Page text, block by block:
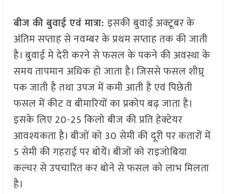
बीज की बुवाई एवं मात्रा:इसकी बुवाई अक्टूबर के
अंतिम सप्ताह से नवम्बर के प्रथम सप्ताह तक की जाती
है। बुवाई मे देरी करने से फसल के पकने की अवस्था के
समय तापमान अधिक हो जाता है। जिससे फसल शीघ्र्र
पक जाती है तथा उपज में कमी आती है एवं पिछेती
फसल में कीट व बीमारियों का प्रकोप बढ़ जाता है।
इसके लिए 20-25 किलो बीज की प्रति हेक्टेयर
आवश्यकता है। बीजों को 30 सेमी की दूरी पर कतारों में
5 सेमी की गहराई पर बोयेें। बीजों को राइजोबिया
कल्चर से उपचारित कर बोने से फसल को लाभ मिलता
है।